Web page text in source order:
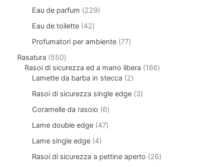
Eau de parfum
229
Eau de toilette 42
Profumatori per ambiente 77
Rasatura
550
Rasoi di sicurezza ed a mano libera
166
Lamette da barba in stecca
2
Rasoi di sicurezza single edge 3
Coramelle da rasoio
6
Lame double edge 47
Lame single edge 4
Rasoi di sicurezza a pettine aperto
26